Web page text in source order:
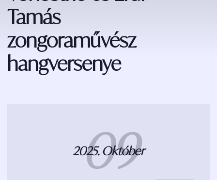
Tamás
zongoraművész
hangversenye
2025. Október
09